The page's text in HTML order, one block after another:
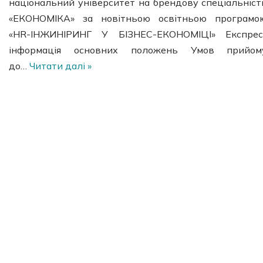
національний університет на брендову
«ЕКОНОМІКА» за новітньою освітньою
«HR-ІНЖИНІРИНГ У БІЗНЕС-ЕКОНОМІЦІ»
інформація основних положень Умов
до… Читати далі »